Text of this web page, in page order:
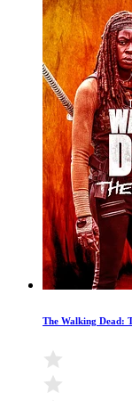
The Walking Dead: